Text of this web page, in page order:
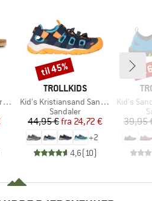
MÆRKE
TROLLKIDS
Artikel
Kid's Kristiansand Sandal XT
Produktgruppe
Sandaler
Pris
44,95 € Nedsat pris
fra 24,72 €
+2
4,6(10)
Rabat
til 45%
Artikel
Kid's
39,95